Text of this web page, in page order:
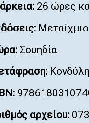
26 ώρες
Μεταίχμιο
Σουηδία
αρχείου: